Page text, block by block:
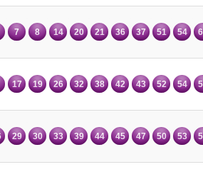
7 8 14 20 21 36 37 51 54
17 19 26 32 38 42 43 52 54
29 30 33 39 44 45 47 50 53